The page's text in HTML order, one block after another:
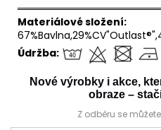
Materiálové složení:
Údržba:
Nové výrobky i akce,
obraze –
Z odběru se